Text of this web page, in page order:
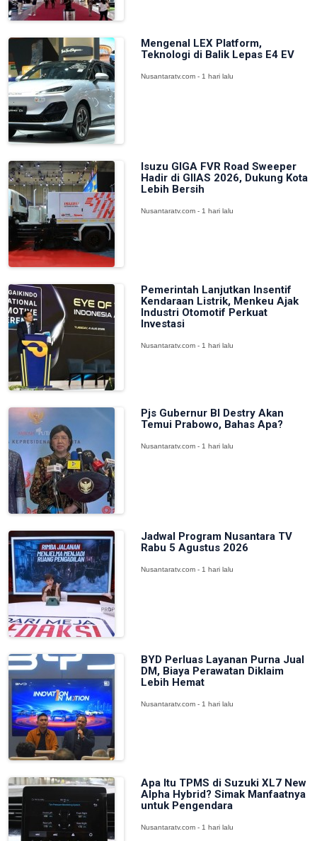
Mengenal LEX Platform,
Teknologi di Balik Lepas E4 EV
Nusantaratv.com - 1 hari lalu
Isuzu GIGA FVR Road Sweeper
Hadir di GIIAS 2026, Dukung Kota
Lebih Bersih
Nusantaratv.com - 1 hari lalu
Pemerintah Lanjutkan Insentif
Kendaraan Listrik, Menkeu Ajak
Industri Otomotif Perkuat
Investasi
Nusantaratv.com - 1 hari lalu
Pjs Gubernur BI Destry Akan
Temui Prabowo, Bahas Apa?
Nusantaratv.com - 1 hari lalu
Jadwal Program Nusantara TV
Rabu 5 Agustus 2026
Nusantaratv.com - 1 hari lalu
BYD Perluas Layanan Purna Jual
DM, Biaya Perawatan Diklaim
Lebih Hemat
Nusantaratv.com - 1 hari lalu
Apa Itu TPMS di Suzuki XL7 New
Alpha Hybrid? Simak Manfaatnya
untuk Pengendara
Nusantaratv.com - 1 hari lalu